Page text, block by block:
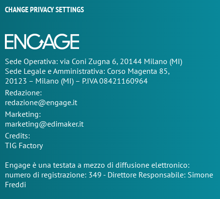
CHANGE PRIVACY SETTINGS
Sede Operativa: via Coni Zugna 6, 20144 Milano (MI)
Sede Legale e Amministrativa: Corso Magenta 85,
20123 – Milano (MI) – P.IVA 08421160964
Redazione:
redazione@engage.it
Marketing:
marketing@edimaker.it
Credits:
TIG Factory
Engage è una testata a mezzo di diffusione elettronico:
numero di registrazione: 349 - Direttore Responsabile: Simone
Freddi